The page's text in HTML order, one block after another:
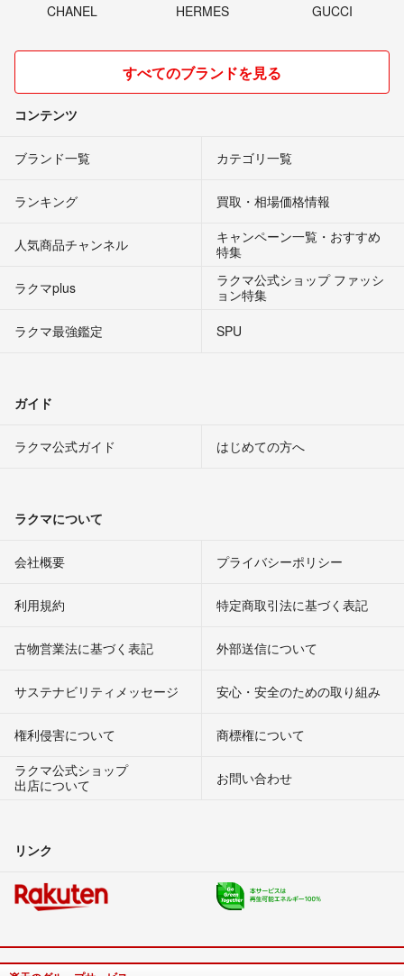
CHANEL HERMES GUCCI
すべてのブランドを見る
コンテンツ
ブランド一覧 カテゴリ一覧
ランキング 買取・相場価格情報
人気商品チャンネル
キャンペーン一覧・おすすめ
特集
ラクマplus
ラクマ公式ショップ ファッシ
ョン特集
ラクマ最強鑑定
SPU
ガイド
ラクマ公式ガイド はじめての方へ
ラクマについて
会社概要 プライバシーポリシー
利用規約 特定商取引法に基づく表記
古物営業法に基づく表記 外部送信について
サステナビリティメッセージ 安心・安全のための取り組み
権利侵害について
商標権について
ラクマ公式ショップ
出店について
お問い合わせ
リンク